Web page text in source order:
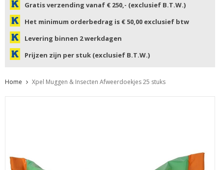
Gratis verzending vanaf € 250,- (exclusief B.T.W.)
Het minimum orderbedrag is € 50,00 exclusief btw
Levering binnen 2 werkdagen
Prijzen zijn per stuk (exclusief B.T.W.)
Home Xpel Muggen & Insecten Afweerdoekjes 25 stuks